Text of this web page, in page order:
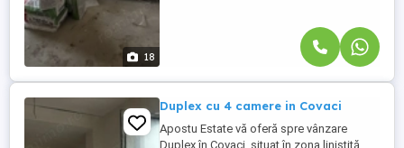
18
Duplex cu 4 camere in Covaci
Apostu Estate vă oferă spre vânzare
Duplex în Covaci ,situat în zona liniștită.